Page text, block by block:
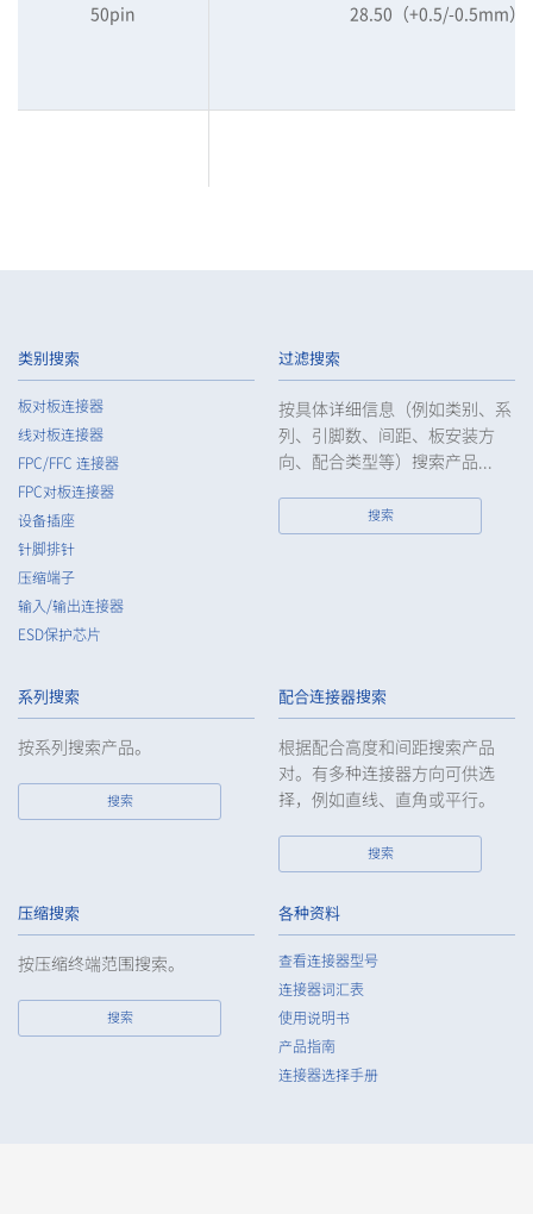
50pin 28.50（+0.5/-0.5mm）
60pin 28.50（+0.5/-0.5mm）
类别搜索
板对板连接器
线对板连接器
FPC/FFC 连接器
FPC对板连接器
设备插座
针脚排针
压缩端子
输入/输出连接器
ESD保护芯片
过滤搜索
按具体详细信息（例如类别、系
列、引脚数、间距、板安装方
向、配合类型等）搜索产品...
搜索
系列搜索
按系列搜索产品。
搜索
配合连接器搜索
根据配合高度和间距搜索产品
对。有多种连接器方向可供选
择，例如直线、直角或平行。
搜索
压缩搜索
按压缩终端范围搜索。
搜索
各种资料
查看连接器型号
连接器词汇表
使用说明书
产品指南
连接器选择手册